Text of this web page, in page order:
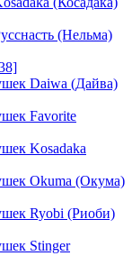
(Нельма)
Daiwa (Дайва)
Favorite
Kosadaka
Okuma (Окума)
Ryobi (Риоби)
Stinger